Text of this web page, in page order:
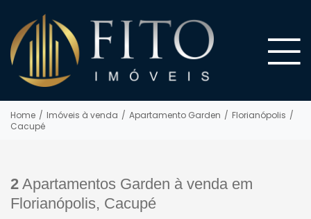
Home / Imóveis à venda / Apartamento Garden / Florianópolis /
Cacupé
2 Apartamentos Garden à venda em
Florianópolis, Cacupé